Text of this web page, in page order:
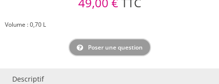
Volume : 0,70 L
Poser une question
Descriptif